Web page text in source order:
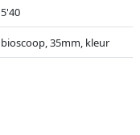
5'40
bioscoop, 35mm, kleur